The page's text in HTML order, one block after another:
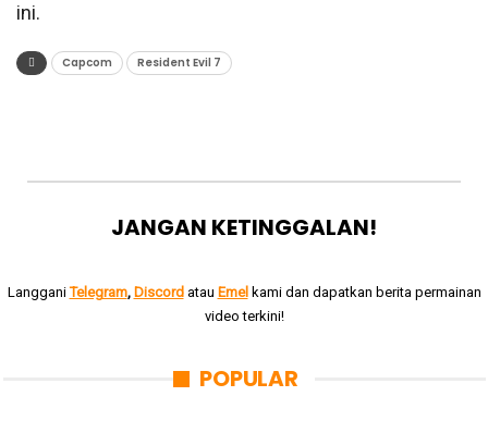
ini.
Capcom Resident Evil 7
JANGAN KETINGGALAN!
LangganiTelegram, Discordatau Emel kami dan dapatkan berita permainan
video terkini!
POPULAR